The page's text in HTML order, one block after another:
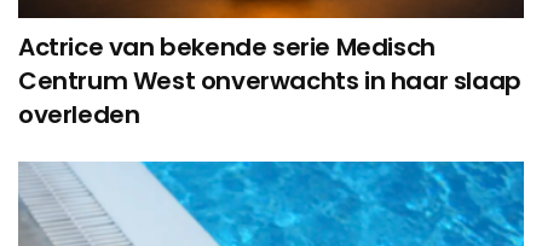
Actrice van bekende serie Medisch
Centrum West onverwachts in haar slaap
overleden